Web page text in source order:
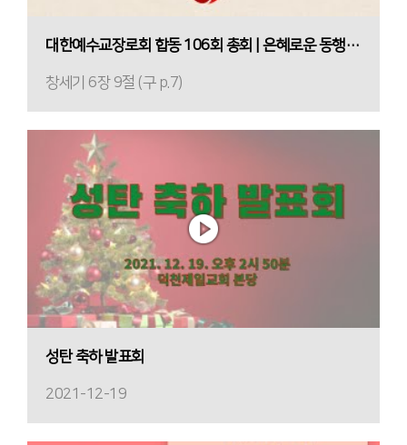
대한예수교장로회 합동 106회 총회 | 은혜로운 동행 기도운동 | 중부산노회
창세기 6장 9절 (구 p.7)
성탄 축하 발표회
2021-12-19